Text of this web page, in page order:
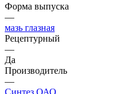
Форма выпуска
—
мазь глазная
Рецептурный
—
Да
Производитель
—
Синтез ОАО